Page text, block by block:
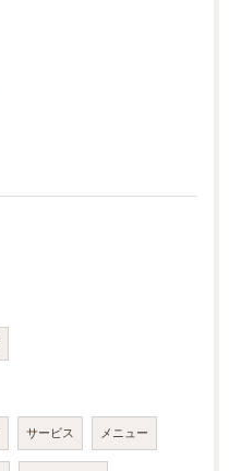
サービス メニュー